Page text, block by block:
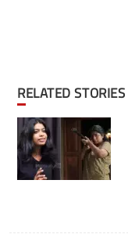
RELATED STORIES